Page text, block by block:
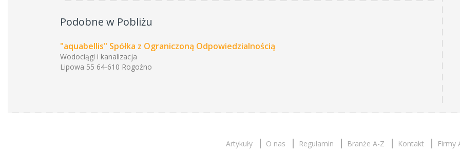
Podobne w Pobliżu
"aquabellis" Spółka z Ograniczoną Odpowiedzialnością
Wodociągi i kanalizacja
Lipowa 55 64-610 Rogoźno
Artykuły O nas Regulamin Branże A-Z Kontakt Firmy